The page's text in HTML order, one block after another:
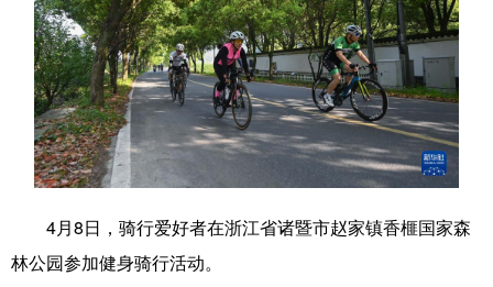
文化 书画 健康 军事
访谈 视频 图片 政务
法律 中央文件 金融 汽车
食品 人居 信息化 数字经济
4月8日，骑行爱好者在浙江省诸暨市赵家镇香榧国家森
林公园参加健身骑行活动。